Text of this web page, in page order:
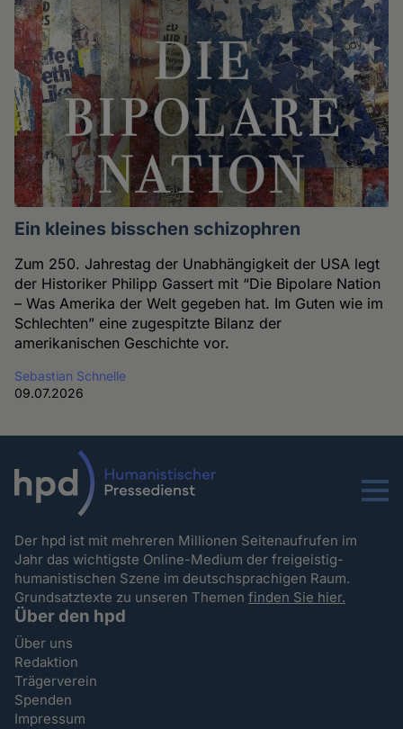
Ein kleines bisschen schizophren
Zum 250. Jahrestag der Unabhängigkeit der USA legt
der Historiker Philipp Gassert mit “Die Bipolare Nation
– Was Amerika der Welt gegeben hat. Im Guten wie im
Schlechten” eine zugespitzte Bilanz der
amerikanischen Geschichte vor.
Sebastian Schnelle
09.07.2026
Menu
Der hpd ist mit mehreren Millionen Seitenaufrufen im
Jahr das wichtigste Online-Medium der freigeistig-
humanistischen Szene im deutschsprachigen Raum.
Grundsatztexte zu unseren Themenfinden Sie hier.
Über den hpd
Über uns
Redaktion
Trägerverein
Spenden
Impressum